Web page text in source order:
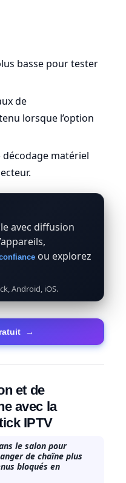
basse pour tester
de
lorsque l’option
matériel
avec diffusion
ou explorez
Android, iOS.
→
et de
avec la
IPTV
le salon pour
de chaîne plus
bloqués en